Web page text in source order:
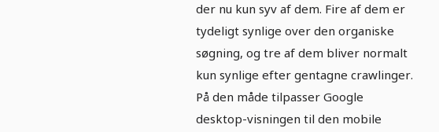
der nu kun syv af dem. Fire af dem er
tydeligt synlige over den organiske
søgning, og tre af dem bliver normalt
kun synlige efter gentagne crawlinger.
På den måde tilpasser Google
desktop-visningen til den mobile